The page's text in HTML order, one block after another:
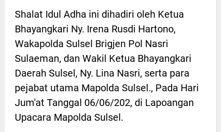
Shalat Idul Adha ini dihadiri oleh Ketua
Bhayangkari Ny. Irena Rusdi Hartono,
Wakapolda Sulsel Brigjen Pol Nasri
Sulaeman, dan Wakil Ketua Bhayangkari
Daerah Sulsel, Ny. Lina Nasri, serta para
pejabat utama Mapolda Sulsel., Pada Hari
Jum'at Tanggal 06/06/202, di Lapoangan
Upacara Mapolda Sulsel.